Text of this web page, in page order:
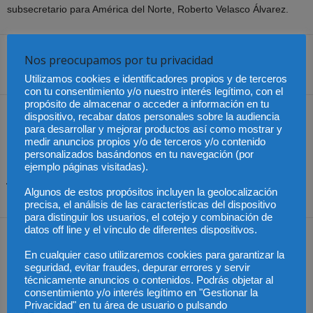
subsecretario para América del Norte, Roberto Velasco Álvarez.
Artículo anterior
El ICAM llama a aplicar el
nuevo Reglamento de
Extranjería con seguridad
coherencia técnica
Artículo siguiente
Colombia frenaría el abuso
con la obsolescencia
programada
Artículos relacionados Más del autor
Nos preocupamos por tu privacidad
Utilizamos cookies e identificadores propios y de terceros
con tu consentimiento y/o nuestro interés legítimo, con el
propósito de almacenar o acceder a información en tu
dispositivo, recabar datos personales sobre la audiencia
para desarrollar y mejorar productos así como mostrar y
medir anuncios propios y/o de terceros y/o contenido
personalizados basándonos en tu navegación (por
ejemplo páginas visitadas).
Algunos de estos propósitos incluyen la geolocalización
precisa, el análisis de las características del dispositivo
para distinguir los usuarios, el cotejo y combinación de
datos off line y el vínculo de diferentes dispositivos.
En cualquier caso utilizaremos cookies para garantizar la
seguridad, evitar fraudes, depurar errores y servir
técnicamente anuncios o contenidos. Podrás objetar al
consentimiento y/o interés legítimo en "Gestionar la
Privacidad" en tu área de usuario o pulsando